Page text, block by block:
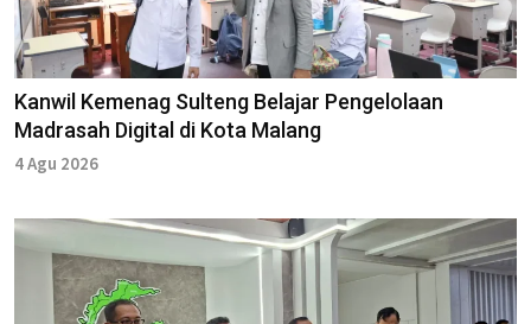
Kanwil Kemenag Sulteng Belajar Pengelolaan
Madrasah Digital di Kota Malang
4 Agu 2026